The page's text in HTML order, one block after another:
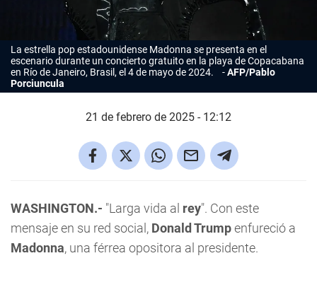
La estrella pop estadounidense Madonna se presenta en el
escenario durante un concierto gratuito en la playa de Copacabana
en Río de Janeiro, Brasil, el 4 de mayo de 2024.
AFP/Pablo
Porciuncula
21 de febrero de 2025 - 12:12
WASHINGTON.- "Larga vida al rey". Con este
mensaje en su red social, Donald Trumpenfureció a
Madonna, una férrea opositora al presidente.